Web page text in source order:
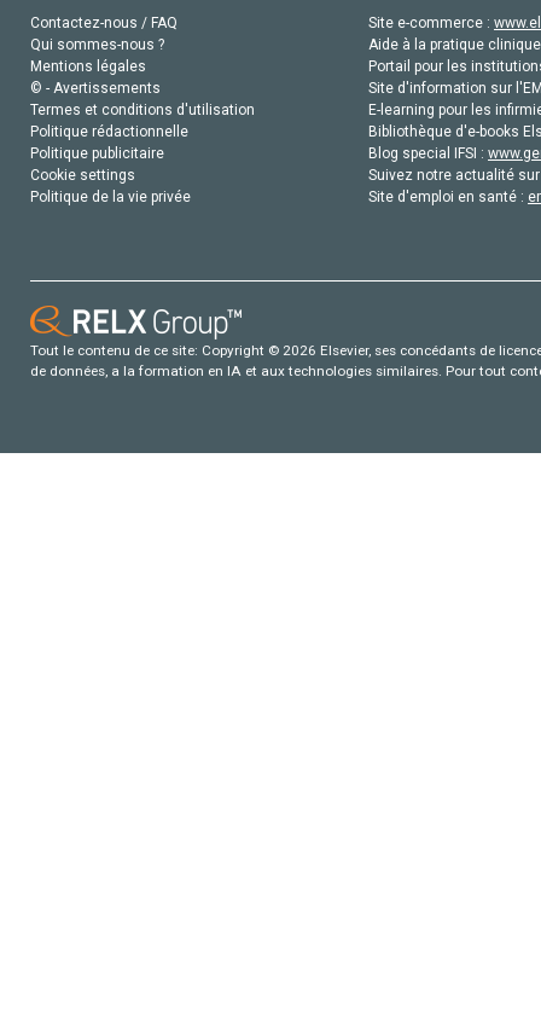
Contactez-nous / FAQ
Qui sommes-nous ?
Mentions légales
© - Avertissements
Termes et conditions d'utilisation
Politique rédactionnelle
Politique publicitaire
Cookie settings
Politique de la vie privée
Site e-commerce :
Aide à la pratique
Portail pour les
Site d'information sur
E-learning pour les
Bibliothèque d'e-books
Blog special IFSI :
Suivez notre actualité
Site d'emploi en santé :
Tout le contenu de ce site: Copyright © 2026 Elsevier, ses concédants de
de données, a la formation en IA et aux technologies similaires. Pour tout